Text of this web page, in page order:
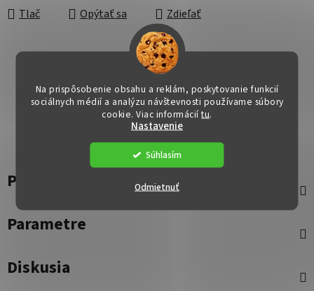
Na prispôsobenie obsahu a reklám, poskytovanie funkcií
sociálnych médií a analýzu návštevnosti používame súbory
cookie. Viac informáciítu.
Nastavenie
Odmietnuť
Súhlasím
Tlač Opýtať sa Zdieľať
Popis
Parametre
Diskusia